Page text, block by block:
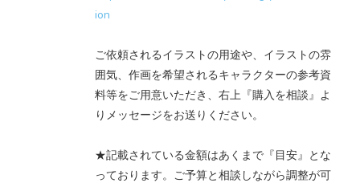
ion
ご依頼されるイラストの用途や、イラストの雰
囲気、作画を希望されるキャラクターの参考資
料等をご用意いただき、右上『購入を相談』よ
りメッセージをお送りください。
★記載されている金額はあくまで『目安』とな
っております。ご予算と相談しながら調整が可